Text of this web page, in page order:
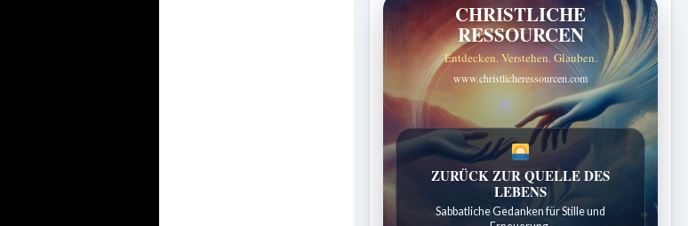
CHRISTLICHE
RESSOURCEN
Entdecken. Verstehen. Glauben.
www.christlicheressourcen.com
SPUREN DER SCHÖPFUNG
Entdeckungen aus der Natur.